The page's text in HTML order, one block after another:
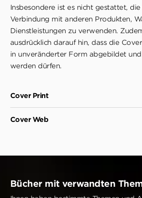
Insbesondere ist es nicht gestattet,
Verbindung mit anderen Produkten,
Dienstleistungen zu verwenden.
ausdrücklich darauf hin, dass die
in unveränderter Form abgebildet
werden dürfen.
Cover Print
Cover Web
Bücher mit verwandten